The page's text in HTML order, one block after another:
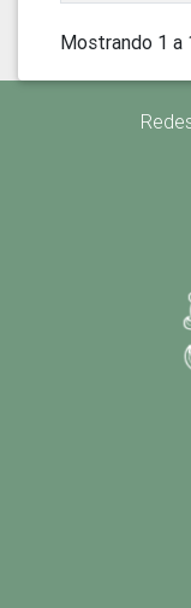
Mostrando 1 a